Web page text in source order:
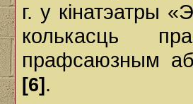
г. у кінатэатры
колькасць
прафсаюзным
[6] .